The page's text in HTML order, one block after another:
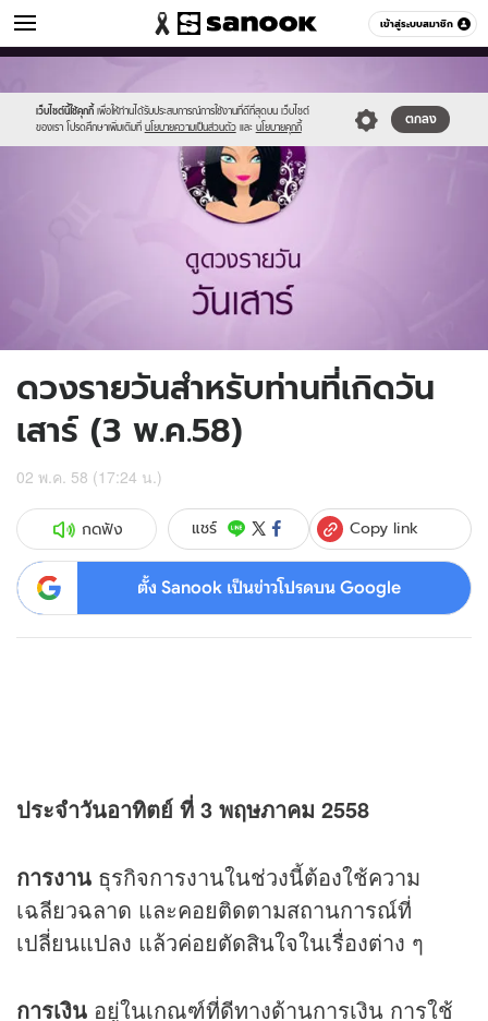
เข้าสู่ระบบสมาชิก
ดูดวง หมวดอื่นๆ
เว็บไซต์นี้ใช้คุกกี้ เพื่อให้ท่านได้รับประสบการณ์การใช้งานที่ดีที่สุดบน เว็บไซต์
ของเรา โปรดศึกษาเพิ่มเติมที่ นโยบายความเป็นส่วนตัว และ นโยบายคุกกี้
ตกลง
new-
sanook.png
ดวงรายวันสำหรับท่านที่เกิดวัน
เสาร์ (3 พ.ค.58)
02 พ.ค. 58 (17:24 น.)
กดฟัง แชร์ Copy link
ตั้ง Sanook เป็นข่าวโปรดบน Google
ประจำวันอาทิตย์ ที่ 3 พฤษภาคม 2558
การงาน ธุรกิจการงานในช่วงนี้ต้องใช้ความ
เฉลียวฉลาด และคอยติดตามสถานการณ์ที่
เปลี่ยนแปลง แล้วค่อยตัดสินใจในเรื่องต่าง ๆ
การเงิน อยู่ในเกณฑ์ที่ดีทางด้านการเงิน การใช้